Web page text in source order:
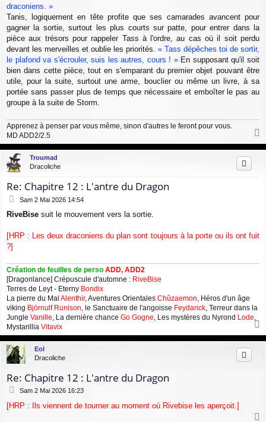
draconiens. »
Tanis, logiquement en tête profite que ses camarades avancent pour
gagner la sortie, surtout les plus courts sur patte, pour entrer dans la
pièce aux trésors pour rappeler Tass à l'ordre, au cas où il soit perdu
devant les merveilles et oublie les priorités. « Tass dépêches toi de sortir,
le plafond va s'écrouler, suis les autres, cours ! »En supposant qu'il soit
bien dans cette pièce, tout en s'emparant du premier objet pouvant être
utile, pour la suite, surtout une arme, bouclier ou même un livre, à sa
portée sans passer plus de temps que nécessaire et emboîter le pas au
groupe à la suite de Storm.
Apprenez à penser par vous même, sinon d'autres le feront pour vous.
MD ADD2/2.5
a
u
Troumad
Dracoliche
Re: Chapitre 12 : L'antre du Dragon
M
s
a
Sam 2 Mai 2026 14:54
RiveBise suit le mouvement vers la sortie.
[HRP : Les deux draconiens du plan sont toujours à la porte ou ils ont fuit
?]
Création de feuilles de perso ADD, ADD2
[Dragonlance] Crépuscule d'automne : RiveBise
Terres de Leyt - Eterny Bondix
La pierre du Mal Alenthir, Aventures Orientales Chûzaemon, Héros d'un âge
viking Björnulf Runison, le Sanctuaire de l'angoisse Feydarick, Terreur dans la
Jungle Vanille, La dernière chance Go Gogne, Les mystères du Nyrond Lode,
Mystarillia Vitavix
a
u
Eol
Dracoliche
Re: Chapitre 12 : L'antre du Dragon
M
s
Sam 2 Mai 2026 16:23
[HRP : Ils viennent de tourner au moment où Rivebise les aperçoit.]